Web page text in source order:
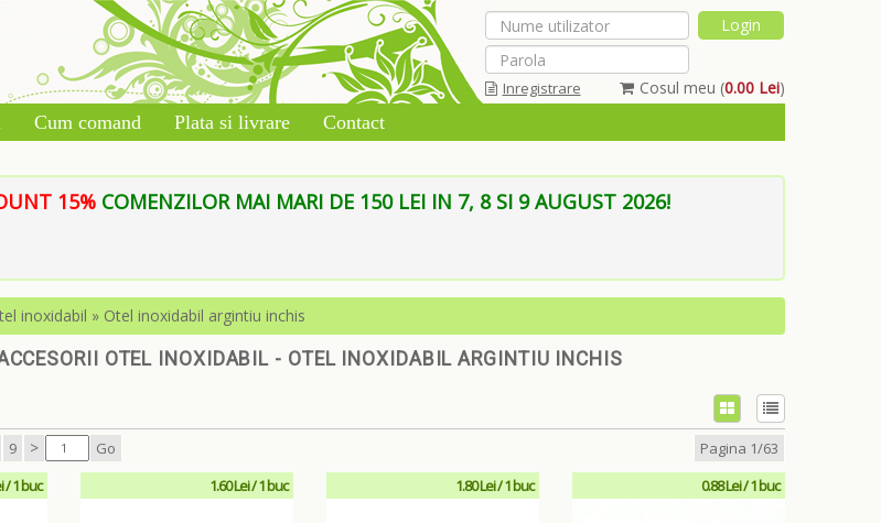
Cosul meu (0.00 Lei)
Inregistrare
Cum comand Plata si livrare Contact
15% COMENZILOR MAI MARI DE 150 LEI IN 7, 8 SI 9 AUGUST 2026!
inoxidabil » Otel inoxidabil argintiu inchis
OTEL INOXIDABIL - OTEL INOXIDABIL ARGINTIU INCHIS
9 > Go
Pagina 1/63
/ 1 buc
1.60 Lei / 1 buc 1.80 Lei / 1 buc 0.88 Lei / 1 buc